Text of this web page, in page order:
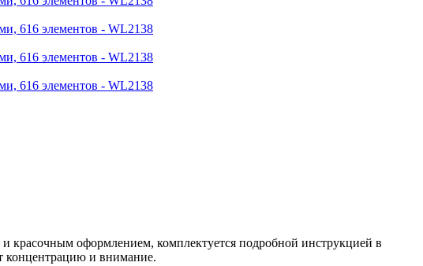
красочным оформлением, комплектуется подробной инструкцией в
концентрацию и внимание.